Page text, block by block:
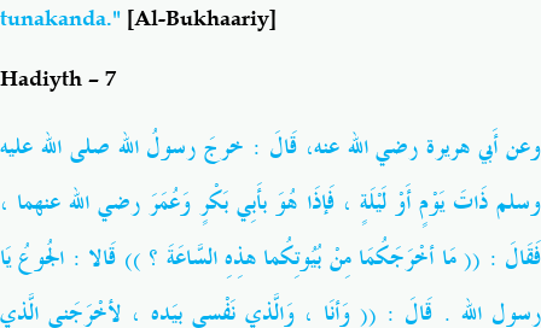
tunakanda." [Al-Bukhaariy]
Hadiyth – 7
وعن أَبي هريرةرضي الله عنه، قَالَ : خرجَ رسولُ الله صلى الله عليه
وسلمذَاتَ يَوْمٍ أَوْ لَيْلَةٍ ، فَإذَا هُوَ بأَبِي بَكْرٍ وَعُمَرَ رضي الله عنهما ،
فَقَالَ : (( مَا أخْرَجَكُمَا مِنْ بُيُوتِكُما هذِهِ السَّاعَةَ ؟ )) قَالا : الجُوعُ يَا
رسول الله . قَالَ : (( وَأنَا ، وَالَّذِي نَفْسِي بِيَدِهِ ، لأخْرَجَنِي الَّذِي